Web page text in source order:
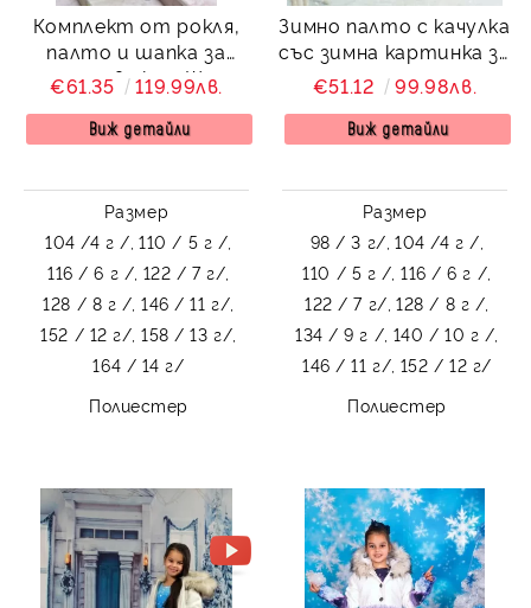
Комплект от рокля,
палто и шапка за
момиче в екрю Шели
€61.35 119.99лв.
Виж детайли
Размер
104 /4 г /, 110 / 5 г /,
116 / 6 г /, 122 / 7 г/,
128 / 8 г /, 146 / 11 г/,
152 / 12 г/, 158 / 13 г/,
164 / 14 г/
Полиестер
Зимно палто с качулка
със зимна картинка за
момиче
€51.12 99.98лв.
Виж детайли
Размер
98 / 3 г/, 104 /4 г /,
110 / 5 г /, 116 / 6 г /,
122 / 7 г/, 128 / 8 г /,
134 / 9 г /, 140 / 10 г /,
146 / 11 г/, 152 / 12 г/
Полиестер